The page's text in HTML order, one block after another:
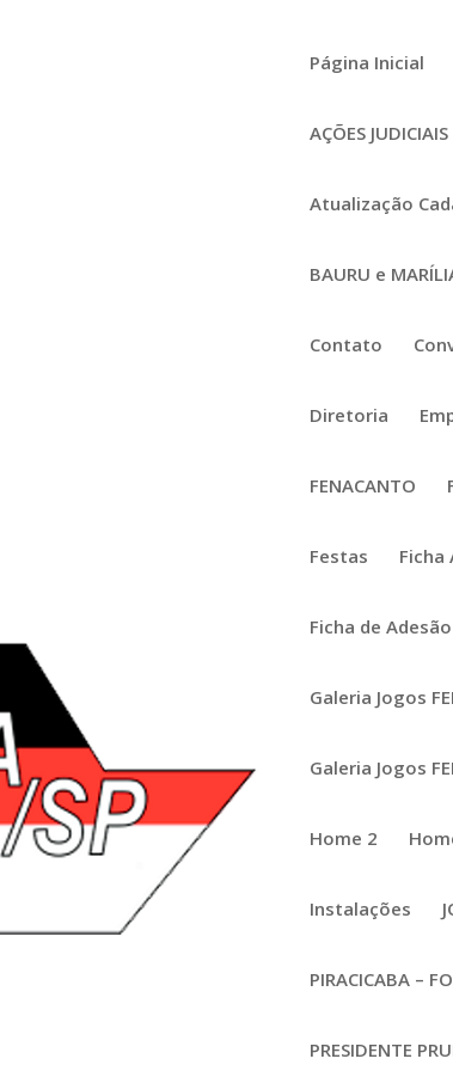
Página Inicial
AÇÕES
Atualização
BAURU e
Contato
Diretoria
FENACANTO
Festas Ficha
Ficha de
Galeria Jogos
Galeria Jogos
Home 2
Instalações
PIRACICABA –
PRESIDENTE
cross platform gaming
significant transformations with the rise of